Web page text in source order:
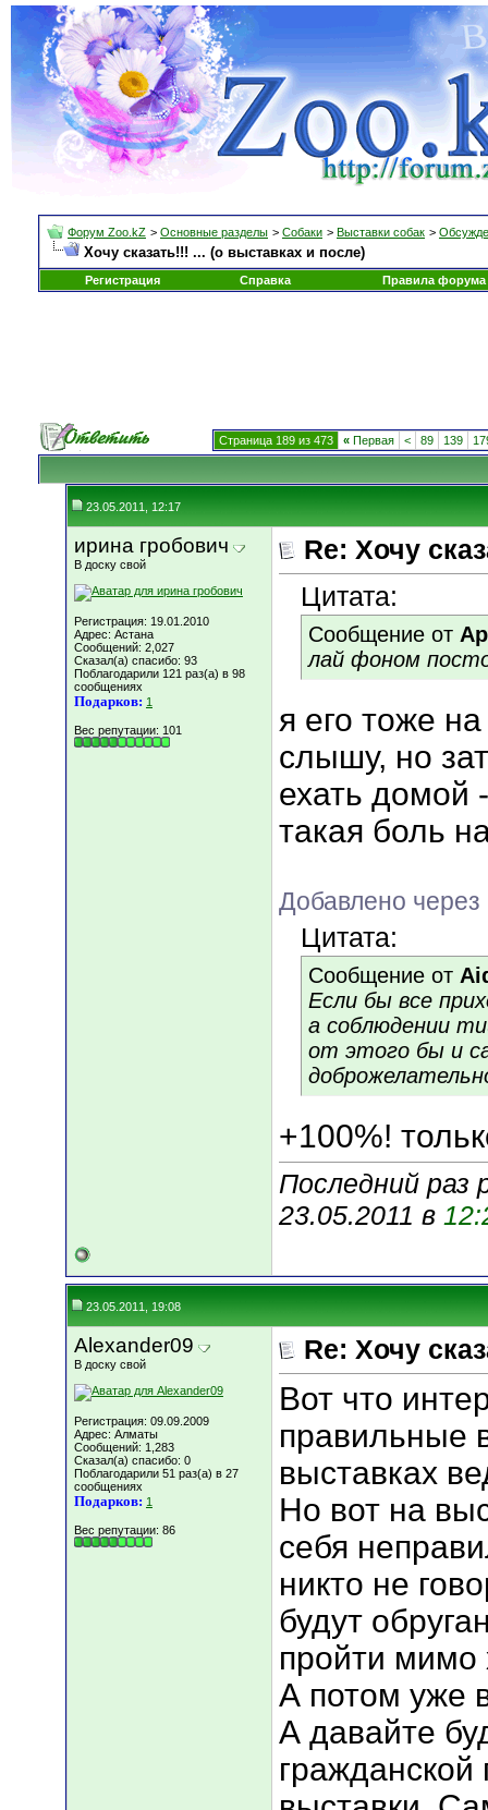
Форум Zoo.kZ > Основные разделы > Собаки > Выставки собак >
Хочу сказать!!! ... (о выставках и после)
Регистрация Справка Правила форума
Страница 189 из 473 « Первая < 89 139
23.05.2011, 12:17
ирина гробович
В доску свой
Регистрация: 19.01.2010
Адрес: Астана
Сообщений: 2,027
Сказал(а) спасибо: 93
Поблагодарили 121 раз(а) в 98
сообщениях
Подарков: 1
Вес репутации: 101
Re: Хочу
Цитата:
Сообщение от
лай фоном
я его тоже
слышу, но
ехать домой
такая боль
Добавлено
Цитата:
Сообщение от
Если бы все
а соблюдении
от этого бы и
+100%!
Последний раз
23.05.2011 в
23.05.2011, 19:08
Alexander09
В доску свой
Регистрация: 09.09.2009
Адрес: Алматы
Сообщений: 1,283
Сказал(а) спасибо: 0
Поблагодарили 51 раз(а) в 27
сообщениях
Подарков: 1
Вес репутации: 86
Re: Хочу
Вот что
правильные
выставках
Но вот на
себя
никто не
будут
пройти мимо
А потом уже
А давайте
гражданской